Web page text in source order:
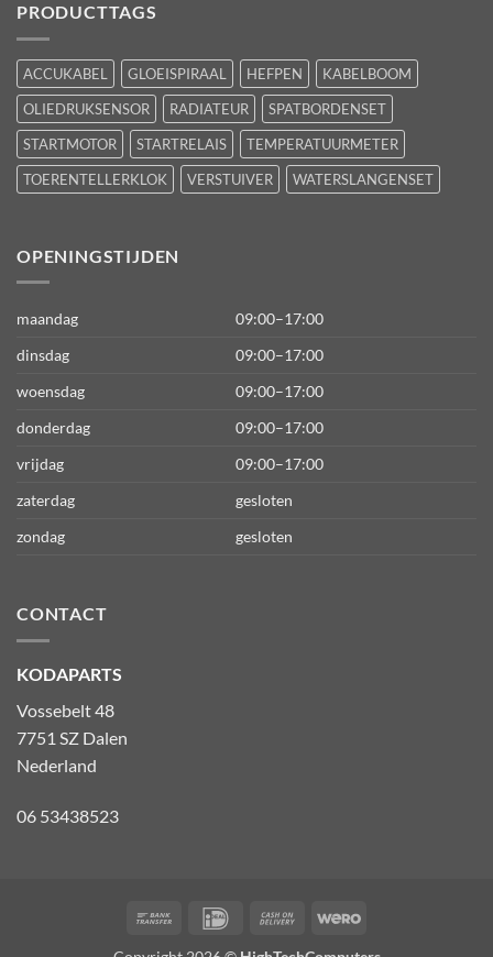
PRODUCTTAGS
ACCUKABEL GLOEISPIRAAL HEFPEN
KABELBOOM
OLIEDRUKSENSOR
RADIATEUR
SPATBORDENSET
STARTMOTOR
STARTRELAIS
TEMPERATUURMETER
TOERENTELLERKLOK
VERSTUIVER WATERSLANGENSET
OPENINGSTIJDEN
maandag
09:00–17:00
dinsdag
09:00–17:00
woensdag
09:00–17:00
donderdag
09:00–17:00
vrijdag
09:00–17:00
zaterdag
gesloten
zondag
gesloten
CONTACT
KODAPARTS
Vossebelt 48
7751 SZ Dalen
Nederland
06 53438523
Bank
IDeal
Cash
Wero